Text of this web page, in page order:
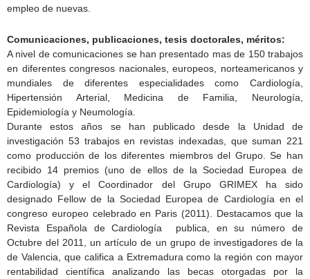
empleo de nuevas.
Comunicaciones, publicaciones, tesis doctorales, méritos:
A nivel de comunicaciones se han presentado mas de 150 trabajos
en diferentes congresos nacionales, europeos, norteamericanos y
mundiales de diferentes especialidades como Cardiología,
Hipertensión Arterial, Medicina de Familia, Neurología,
Epidemiología y Neumología.
Durante estos años se han publicado desde la Unidad de
investigación 53 trabajos en revistas indexadas, que suman 221
como producción de los diferentes miembros del Grupo. Se han
recibido 14 premios (uno de ellos de la Sociedad Europea de
Cardiología) y el Coordinador del Grupo GRIMEX ha sido
designado Fellow de la Sociedad Europea de Cardiología en el
congreso europeo celebrado en Paris (2011). Destacamos que la
Revista Española de Cardiología publica, en su número de
Octubre del 2011, un artículo de un grupo de investigadores de la
de Valencia, que califica a Extremadura como la región con mayor
rentabilidad científica analizando las becas otorgadas por la